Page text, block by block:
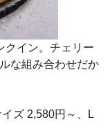
クイン。チェリー
な組み合わせだか
ズ 2,580円～、L